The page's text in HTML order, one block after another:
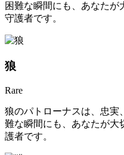
困難な瞬間にも、あなたが
守護者です。
狼
Rare
狼のパトローナスは、忠実
難な瞬間にも、あなたが大
護者です。